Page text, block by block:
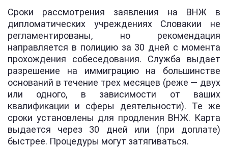
Сроки рассмотрения заявления на ВНЖ в
дипломатических учреждениях Словакии не
регламентированы, но рекомендация
направляется в полицию за 30 дней с момента
прохождения собеседования. Служба выдает
разрешение на иммиграцию на большинстве
оснований в течение трех месяцев (реже — двух
или одного, в зависимости от ваших
квалификации и сферы деятельности). Те же
сроки установлены для продления ВНЖ. Карта
выдается через 30 дней или (при доплате)
быстрее. Процедуры могут затягиваться.